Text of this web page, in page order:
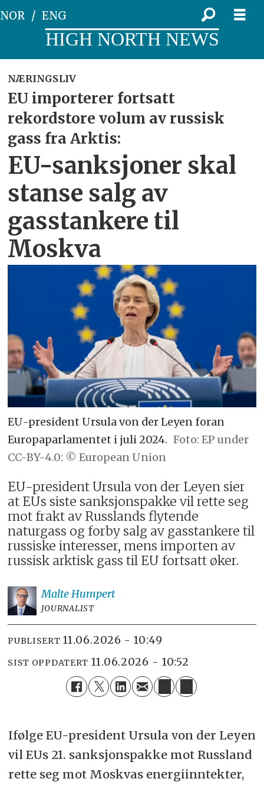
NOR ENG
HIGH NORTH NEWS
NÆRINGSLIV
EU importerer fortsatt
rekordstore volum av russisk
gass fra Arktis:
EU-sanksjoner skal
stanse salg av
gasstankere til
Moskva
EU-president Ursula von der Leyen foran
Europaparlamentet i juli 2024.
EP under
CC-BY-4.0: © European Union
EU-president Ursula von der Leyen sier
at EUs siste sanksjonspakke vil rette seg
mot frakt av Russlands flytende
naturgass og forby salg av gasstankere til
russiske interesser, mens importen av
russisk arktisk gass til EU fortsatt øker.
MalteHumpert
JOURNALIST
PUBLISERT 11.06.2026 - 10:49
SIST OPPDATERT 11.06.2026 - 10:52
Ifølge EU-president Ursula von der Leyen
vil EUs 21. sanksjonspakke mot Russland
rette seg mot Moskvas energiinntekter,